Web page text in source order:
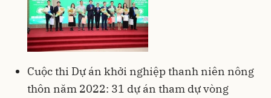
Cuộc thi Dự án khởi nghiệp thanh niên nông
thôn năm 2022: 31 dự án tham dự vòng